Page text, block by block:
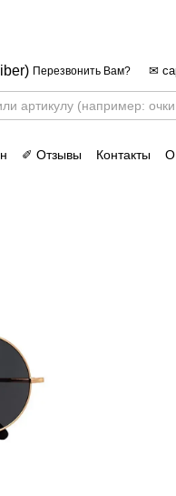
Перезвонить Вам? ✉
✐ Отзывы Контакты
О